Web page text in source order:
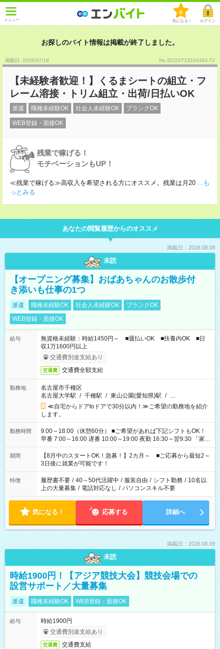
メニュー
0
気になる！ ログイン
お探しのバイト情報は掲載が終了しました。
掲載日 :2026/07/18 No.SCOST15204362-T2
【未経験者歓迎！】くるまシートの組立・フ
レーム溶接・トリム組立・出荷/日払いOK
派遣 職種未経験OK 社会人未経験OK ブランクOK
WEB登録・面接OK
残業で稼げる！
モチベーションもUP！
≪残業で稼げる≫高収入を希望される方にオススメ。残業は月20 ...も
っとみる
あなたの閲覧履歴からのオススメ
掲載日：2026.08.08
未読
【オープニング募集】おばあちゃんのお散歩付
き添いも仕事の1つ
派遣 職種未経験OK 社会人未経験OK
ブランクOK
WEB登録・面接OK
給与
無資格未経験：時給1450円～ ■週払いOK ■扶養内OK ■日
収1万1600円以上
交通費別途支給あり
交通費 交通費全額支給
勤務地
名古屋市千種区
名古屋大学駅 / 千種駅 / 東山公園(愛知県)駅 / …
≪自宅からドアtoドアで30分以内！≫ご希望の勤務地を紹介
します。
勤務時間
9:00～18:00（休憩60分） ■ご希望があれば下記シフトもOK！
早番 7:00～16:00 遅番 10:00～19:00 夜勤 16:30～翌9:30 「家族
と休みを合わせたい」 「余裕を持って夕飯の準備がしたい」
「できれば残業はしたくない」 など、ご希望を教えてください
ね。 ※Wワーク希望の方へ 今ご覧のお仕事で希望する勤務時間
と、もう1つのお仕事の勤務時間。 合計で週40時間を超える場
合は応募できません。
期間
【8月中のスタートOK！急募！】2カ月～ ■ご応募から最短2～
3日後に就業が可能です！
特徴 履歴書不要 / 40～50代活躍中 / 服装自由 / シフト勤務 / 10名以
上の大量募集 / 電話対応なし / パソコンスキル不要
気になる！ 応募する 詳細へ
掲載日：2026.08.09
未読
時給1900円！【アジア競技大会】競技会場での
設営サポート／大量募集
派遣 職種未経験OK WEB登録・面接OK
給与
時給1900円
交通費別途支給あり
交通費 交通費支給